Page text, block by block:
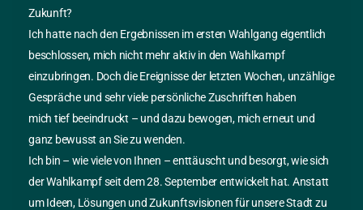
Haftungshinweis:
Der Autor dieser Webseiten ist bestrebt, die hier
angebotenen Informationen nach bestem Wissen und
Gewissen vollständig und richtig darzustellen und aktuell
zu halten. Dennoch kann er keinerlei Haftung für Schäden
übernehmen, die sich aus der Nutzung der angebotenen
Informationen ergeben können – auch wenn diese auf die
Zukunft?
Ich hatte nach den Ergebnissen im ersten Wahlgang eigentlich
beschlossen, mich nicht mehr aktiv in den Wahlkampf
einzubringen. Doch die Ereignisse der letzten Wochen, unzählige
Gespräche und sehr viele persönliche Zuschriften haben
mich tief beeindruckt – und dazu bewogen, mich erneut und
ganz bewusst an Sie zu wenden.
Ich bin – wie viele von Ihnen – enttäuscht und besorgt, wie sich
der Wahlkampf seit dem 28. September entwickelt hat. Anstatt
um Ideen, Lösungen und Zukunftsvisionen für unsere Stadt zu